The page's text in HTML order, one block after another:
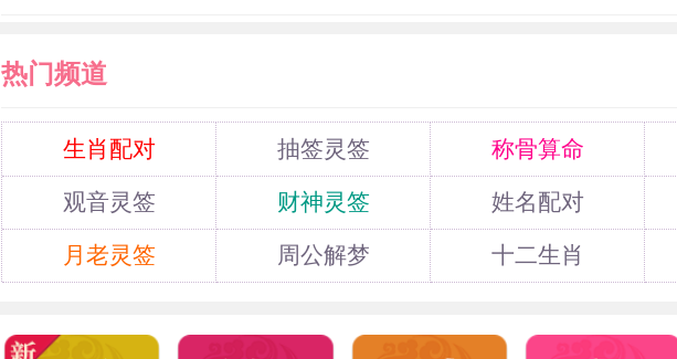
热门频道
生肖配对 抽签灵签
称骨算命
观音灵签
财神灵签
姓名配对
月老灵签
周公解梦 十二生肖